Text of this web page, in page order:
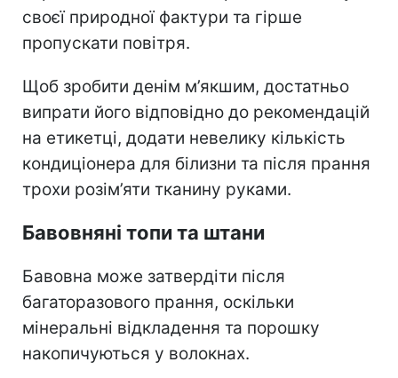
своєї природної фактури та гірше
пропускати повітря.
Щоб зробити денім м’якшим, достатньо
випрати його відповідно до рекомендацій
на етикетці, додати невелику кількість
кондиціонера для білизни та після прання
трохи розім’яти тканину руками.
Бавовняні топи та штани
Бавовна може затвердіти після
багаторазового прання, оскільки
мінеральні відкладення та порошку
накопичуються у волокнах.